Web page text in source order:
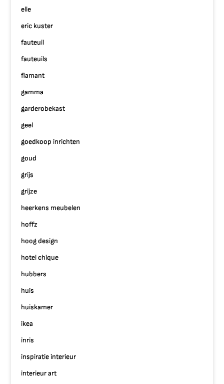
elle
eric kuster
fauteuil
fauteuils
flamant
gamma
garderobekast
geel
goedkoop inrichten
goud
grijs
grijze
heerkens meubelen
hoffz
hoog design
hotel chique
hubbers
huis
huiskamer
ikea
inris
inspiratie interieur
interieur art